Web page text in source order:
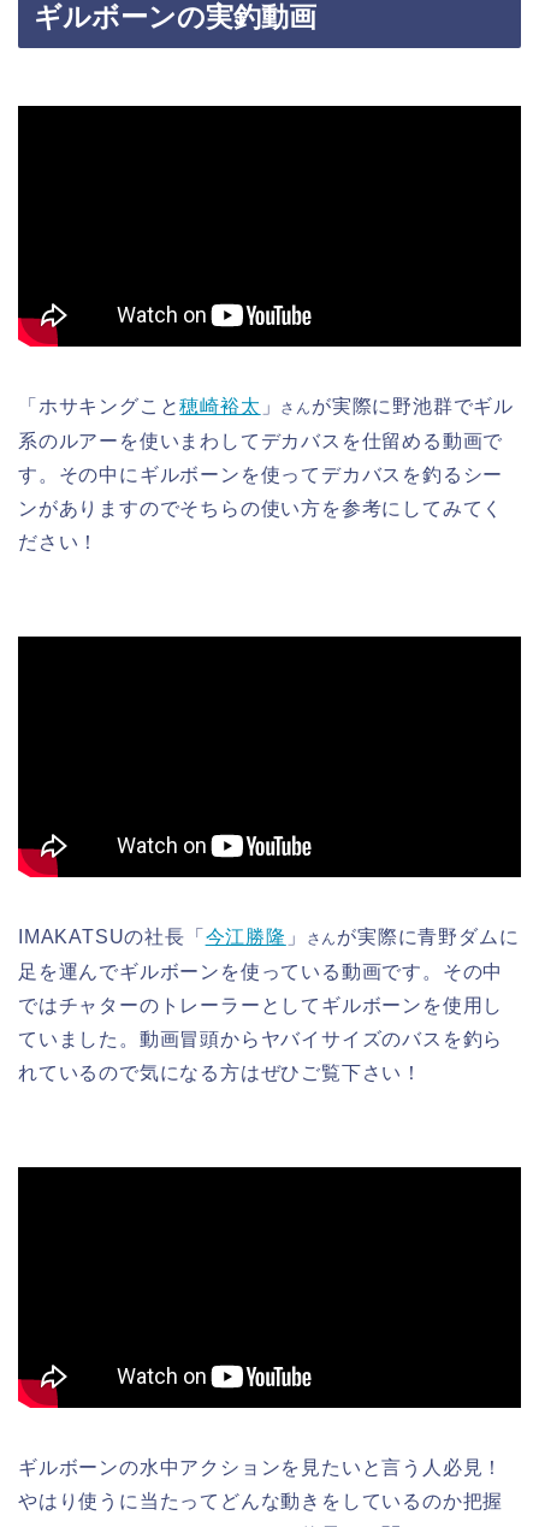
ギルボーンの実釣動画
「ホサキングこと穂崎裕太 」 さん が実際に野池群でギル
系のルアーを使いまわしてデカバスを仕留める動画で
す。その中にギルボーンを使ってデカバスを釣るシー
ンがありますのでそちらの使い方を参考にしてみてく
ださい！
IMAKATSUの社長「 今江勝隆 」 さん が実際に青野ダムに
足を運んでギルボーンを使っている動画です。その中
ではチャターのトレーラーとしてギルボーンを使用し
ていました。動画冒頭からヤバイサイズのバスを釣ら
れているので気になる方はぜひご覧下さい！
ギルボーンの水中アクションを見たいと言う人必見！
やはり使うに当たってどんな動きをしているのか把握